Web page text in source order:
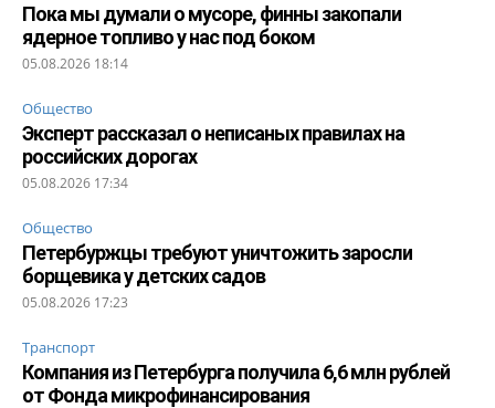
Пока мы думали о мусоре, финны закопали
ядерное топливо у нас под боком
05.08.2026 18:14
Общество
Эксперт рассказал о неписаных правилах на
российских дорогах
05.08.2026 17:34
Общество
Петербуржцы требуют уничтожить заросли
борщевика у детских садов
05.08.2026 17:23
Транспорт
Компания из Петербурга получила 6,6 млн рублей
от Фонда микрофинансирования